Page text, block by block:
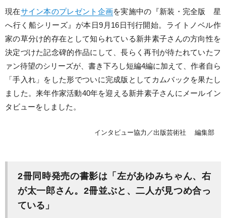
現在サイン本のプレゼント企画を実施中の『新装・完全版 星
へ行く船シリーズ』が本日9月16日刊行開始。ライトノベル作
家の草分け的存在として知られている新井素子さんの方向性を
決定づけた記念碑的作品にして、長らく再刊が待たれていたフ
ァン待望のシリーズが、書き下ろし短編4編に加えて、作者自ら
「手入れ」をした形でついに完成版としてカムバックを果たし
ました。来年作家活動40年を迎える新井素子さんにメールイン
タビューをしました。
インタビュー協力／出版芸術社 編集部
2冊同時発売の書影は「左があゆみちゃん、右
が太一郎さん。2冊並ぶと、二人が見つめ合っ
ている」